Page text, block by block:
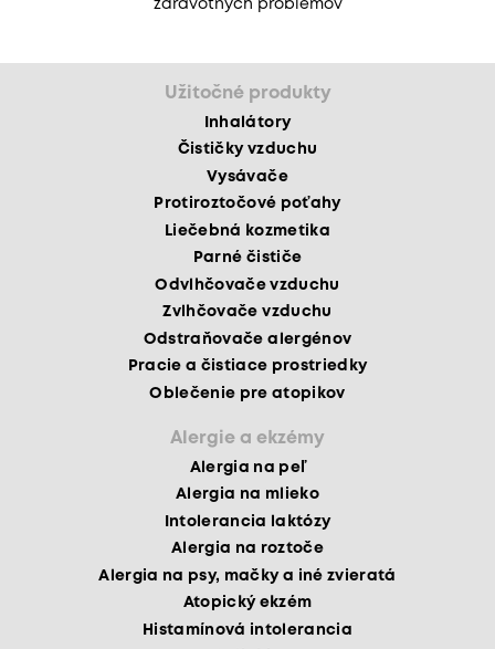
zdravotných problémov
Užitočné produkty
Inhalátory
Čističky vzduchu
Vysávače
Protiroztočové poťahy
Liečebná kozmetika
Parné čističe
Odvlhčovače vzduchu
Zvlhčovače vzduchu
Odstraňovače alergénov
Pracie a čistiace prostriedky
Oblečenie pre atopikov
Alergie a ekzémy
Alergia na peľ
Alergia na mlieko
Intolerancia laktózy
Alergia na roztoče
Alergia na psy, mačky a iné zvieratá
Atopický ekzém
Histamínová intolerancia